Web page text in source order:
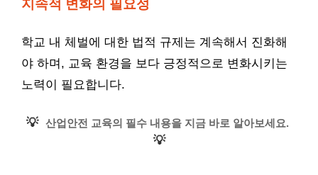
지속적 변화의 필요성
학교 내 체벌에 대한 법적 규제는 계속해서 진화해
야 하며, 교육 환경을 보다 긍정적으로 변화시키는
노력이 필요합니다.
💡 산업안전 교육의 필수 내용을 지금 바로 알아보세요.
💡